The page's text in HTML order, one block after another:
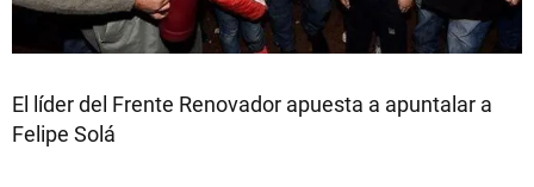
El líder del Frente Renovador apuesta a apuntalar a
Felipe Solá